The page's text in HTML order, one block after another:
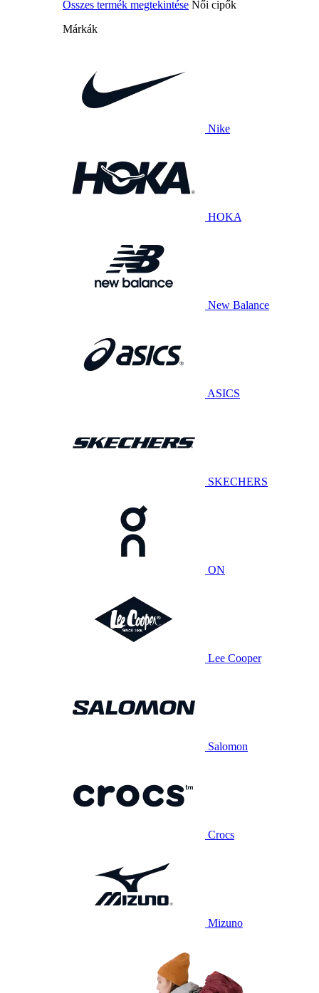
Összes termék megtekintése Női cipők
Márkák
Nike
HOKA
New Balance
ASICS
SKECHERS
ON
Lee Cooper
Salomon
Crocs
Mizuno